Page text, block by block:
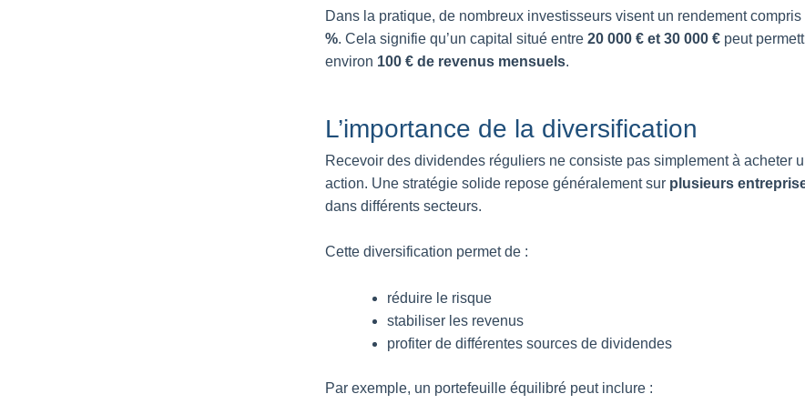
Dans la pratique, de nombreux investisseurs visent un rendement compris
%. Cela signifie qu’un capital situé entre 20 000 € et 30 000 € peut
environ 100 € de revenus mensuels.
L’importance de la diversification
Recevoir des dividendes réguliers ne consiste pas simplement à acheter
action. Une stratégie solide repose généralement sur plusieurs
dans différents secteurs.
Cette diversification permet de :
réduire le risque
stabiliser les revenus
profiter de différentes sources de dividendes
Par exemple, un portefeuille équilibré peut inclure :